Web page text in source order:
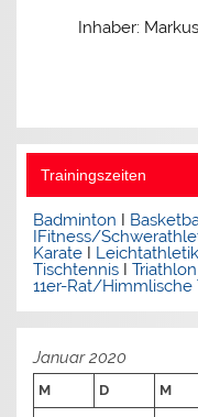
Inhaber:
Trainingszeiten
Badminton I
IFitness/
Karate I Leichtathletik
Tischtennis ITriathlon
11er-Rat/Himmlische
Januar 2020
M D M